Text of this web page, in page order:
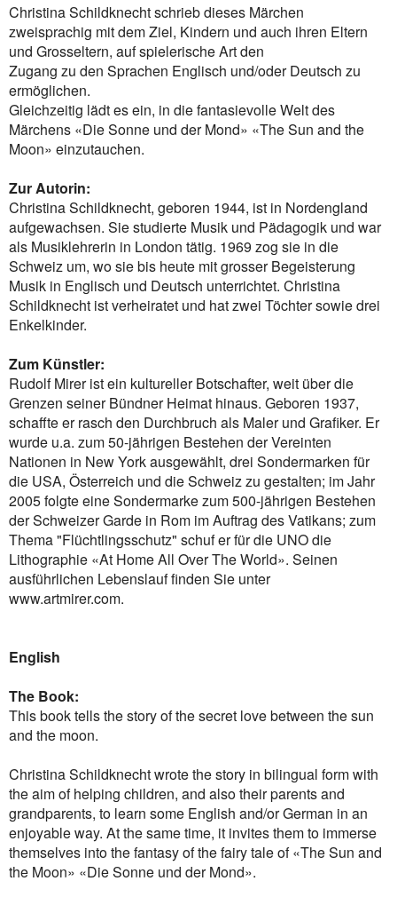
Christina Schildknecht schrieb dieses Märchen
zweisprachig mit dem Ziel, Kindern und auch ihren Eltern
und Grosseltern, auf spielerische Art den
Zugang zu den Sprachen Englisch und/oder Deutsch zu
ermöglichen.
Gleichzeitig lädt es ein, in die fantasievolle Welt des
Märchens «Die Sonne und der Mond» «The Sun and the
Moon» einzutauchen.
Zur Autorin:
Christina Schildknecht, geboren 1944, ist in Nordengland
aufgewachsen. Sie studierte Musik und Pädagogik und war
als Musiklehrerin in London tätig. 1969 zog sie in die
Schweiz um, wo sie bis heute mit grosser Begeisterung
Musik in Englisch und Deutsch unterrichtet. Christina
Schildknecht ist verheiratet und hat zwei Töchter sowie drei
Enkelkinder.
Zum Künstler:
Rudolf Mirer ist ein kultureller Botschafter, weit über die
Grenzen seiner Bündner Heimat hinaus. Geboren 1937,
schaffte er rasch den Durchbruch als Maler und Grafiker. Er
wurde u.a. zum 50-jährigen Bestehen der Vereinten
Nationen in New York ausgewählt, drei Sondermarken für
die USA, Österreich und die Schweiz zu gestalten; im Jahr
2005 folgte eine Sondermarke zum 500-jährigen Bestehen
der Schweizer Garde in Rom im Auftrag des Vatikans; zum
Thema "Flüchtlingsschutz" schuf er für die UNO die
Lithographie «At Home All Over The World». Seinen
ausführlichen Lebenslauf finden Sie unter
www.artmirer.com.
English
The Book:
This book tells the story of the secret love between the sun
and the moon.
Christina Schildknecht wrote the story in bilingual form with
the aim of helping children, and also their parents and
grandparents, to learn some English and/or German in an
enjoyable way. At the same time, it invites them to immerse
themselves into the fantasy of the fairy tale of «The Sun and
the Moon» «Die Sonne und der Mond».